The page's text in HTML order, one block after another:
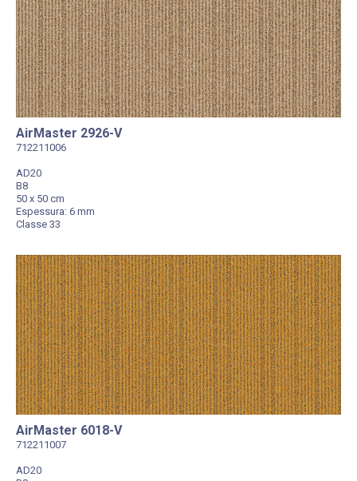
AirMaster 2926-V
712211006
AD20
B8
50 x 50 cm
Espessura: 6 mm
Classe 33
AirMaster 6018-V
712211007
AD20